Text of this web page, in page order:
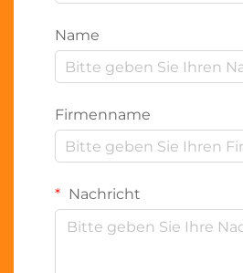
Name
Firmenname
Nachricht